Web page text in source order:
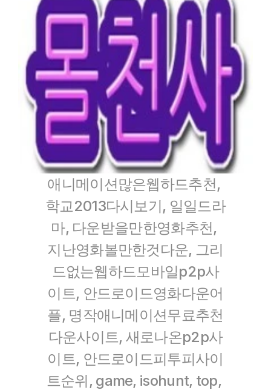
애니메이션많은웹하드
추천
애니메이션많은웹하드추천,
학교2013다시보기, 일일드라
마, 다운받을만한영화추천,
지난영화볼만한것다운, 그리
드없는웹하드모바일p2p사
이트, 안드로이드영화다운어
플, 명작애니메이션무료추천
다운사이트, 새로나온p2p사
이트, 안드로이드피투피사이
트순위, game, isohunt, top,